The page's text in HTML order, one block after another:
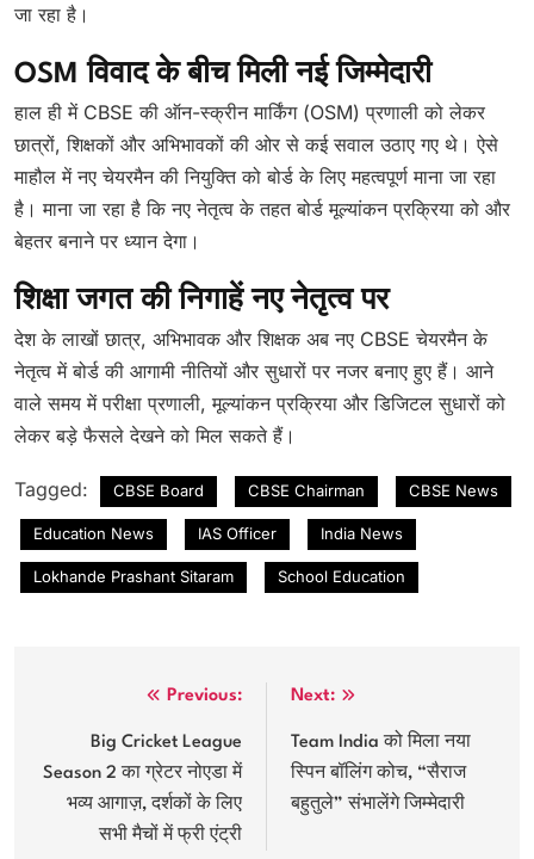
जा रहा है।
OSM विवाद के बीच मिली नई जिम्मेदारी
हाल ही में CBSE की ऑन-स्क्रीन मार्किंग (OSM) प्रणाली को लेकर
छात्रों, शिक्षकों और अभिभावकों की ओर से कई सवाल उठाए गए थे। ऐसे
माहौल में नए चेयरमैन की नियुक्ति को बोर्ड के लिए महत्वपूर्ण माना जा रहा
है। माना जा रहा है कि नए नेतृत्व के तहत बोर्ड मूल्यांकन प्रक्रिया को और
बेहतर बनाने पर ध्यान देगा।
शिक्षा जगत की निगाहें नए नेतृत्व पर
देश के लाखों छात्र, अभिभावक और शिक्षक अब नए CBSE चेयरमैन के
नेतृत्व में बोर्ड की आगामी नीतियों और सुधारों पर नजर बनाए हुए हैं। आने
वाले समय में परीक्षा प्रणाली, मूल्यांकन प्रक्रिया और डिजिटल सुधारों को
लेकर बड़े फैसले देखने को मिल सकते हैं।
Tagged: CBSE Board CBSE Chairman CBSE News
Education News IAS Officer India News
Lokhande Prashant Sitaram School Education
navigation
Previous:
Big Cricket League
Season 2 का ग्रेटर नोएडा में
भव्य आगाज़, दर्शकों के लिए
सभी मैचों में फ्री एंट्री
Next:
Team India को मिला नया
स्पिन बॉलिंग कोच, “सैराज
बहुतुले” संभालेंगे जिम्मेदारी